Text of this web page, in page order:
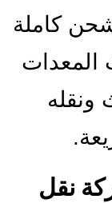
كاملة
المعدات
ونقله
نقل